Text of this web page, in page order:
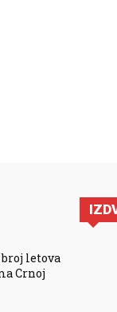
letova
Crnoj